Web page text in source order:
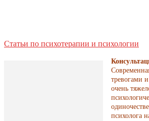
Статьи по психотерапии и психологии
тревогами
очень
психолога